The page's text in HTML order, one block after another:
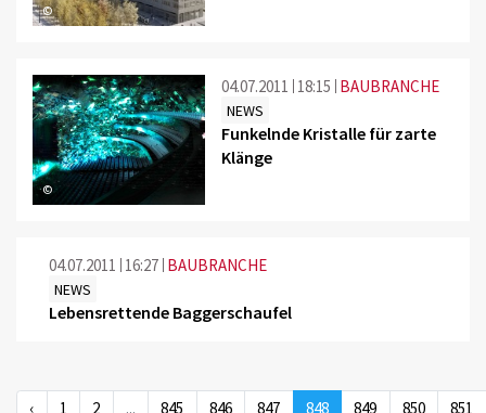
©
©
04.07.2011 18:15 BAUBRANCHE
NEWS
Funkelnde Kristalle für zarte
Klänge
04.07.2011 16:27 BAUBRANCHE
NEWS
Lebensrettende Baggerschaufel
‹ 1 2 ... 845 846 847 848 849 850 851